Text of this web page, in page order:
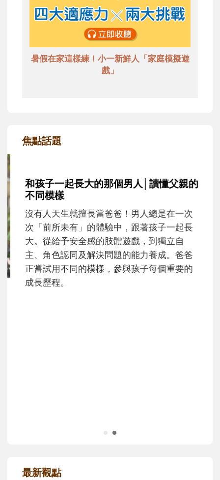
暑假在家這樣練！小一新鮮人「家庭模擬遊
戲」
焦點話題
和孩子一起長大的那個男人│讀懂父親的
不同模樣
沒有人天生就擅長當爸爸！男人總是在一次
次「前所未有」的體驗中，跟著孩子一起長
大。從給予安全感的肢體遊戲，到獨立自
主、角色認同及解決問題的能力養成。爸爸
正嘗試用不同的模樣，參與孩子每個重要的
成長歷程。
最新觀點